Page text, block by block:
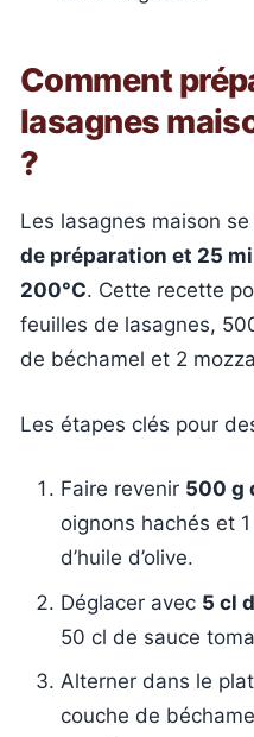
Comment
lasagnes
?
Les lasagnes maison
de préparation et 25
200°C. Cette recette
feuilles de lasagnes,
de béchamel et 2
Les étapes clés pour
Faire revenir 500 g
oignons hachés et
d’huile d’olive.
Déglacer avec 5 cl
50 cl de sauce
Alterner dans le
couche de